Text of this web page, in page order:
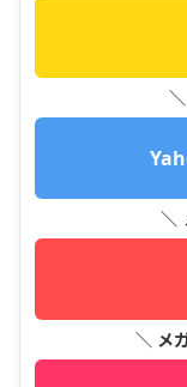
＼
＼ メ